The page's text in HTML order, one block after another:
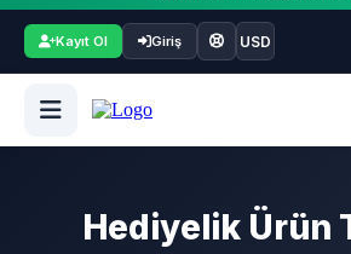
Kayıt Ol Giriş USD
Hediyelik Ürün